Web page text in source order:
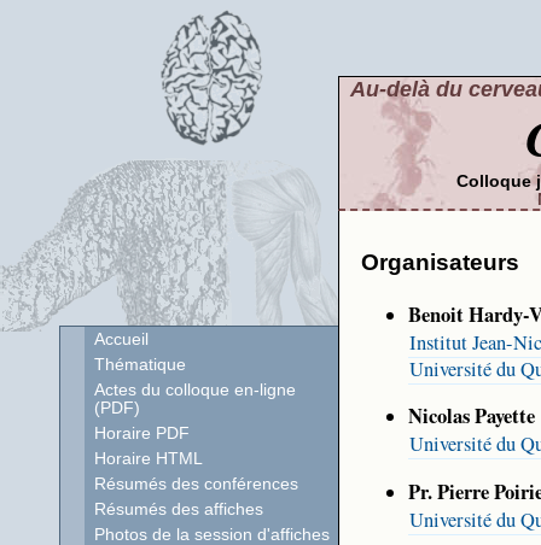
Au-delà du
Colloque
Organisateurs
Benoit Hardy-
Institut Jean-
Université du
Nicolas Payette
Université du
Pr. Pierre
Université du
Accueil
Thématique
Actes du colloque en-ligne
(PDF)
Horaire PDF
Horaire HTML
Résumés des conférences
Résumés des affiches
Photos de la session d'affiches